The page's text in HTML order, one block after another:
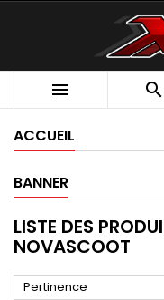
 
ACCUEIL
BANNER
LISTE DES
NOVASCOOT
Pertinence